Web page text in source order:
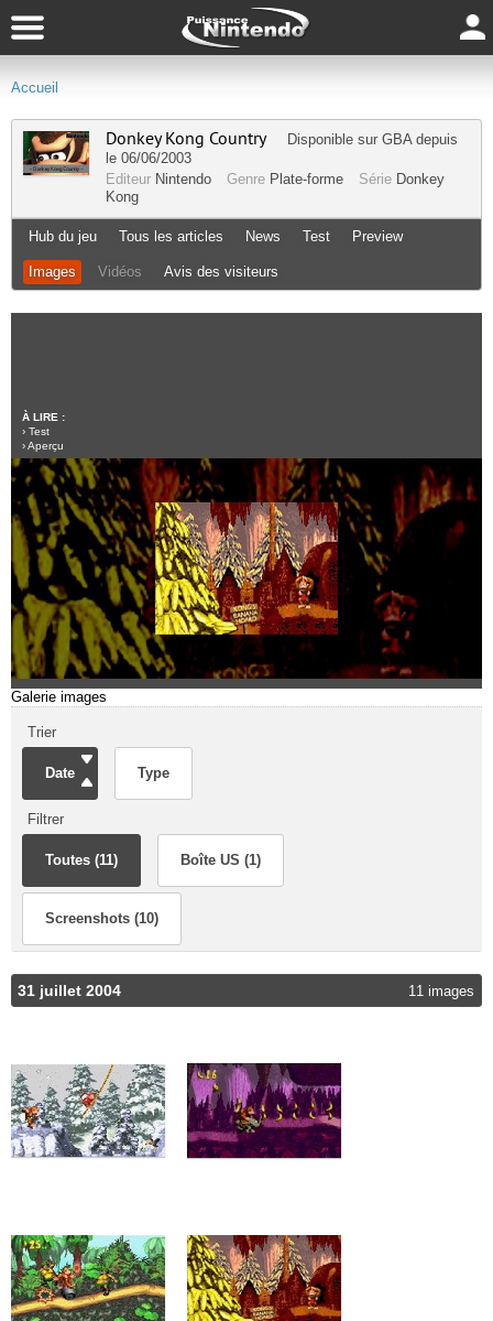
Accueil
Donkey Kong Country Disponible sur GBAdepuis
le 06/06/2003
Editeur Nintendo Genre Plate-forme Série Donkey
Kong
Hub du jeu Tous les articles News Test Preview
Images Vidéos Avis des visiteurs
À LIRE :
› Test
›Aperçu
Galerie images
Trier
Date Type
Filtrer
Toutes (11) Boîte US (1)
Screenshots (10)
31 juillet 2004 11 images